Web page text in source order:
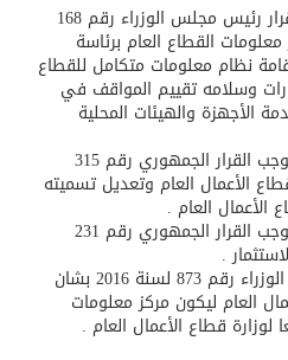
أنشىء المركز بموجب قرار رئيس مجلس الوزراء رقم 168
مركز معلومات القطاع العام برئاسة
نظام معلومات متكامل للقطاع
وسلامه تقييم المواقف في
الأجهزة والهيئات المحلية
تم نقل تبعية المركز بموجب القرار الجمهوري رقم 315
قطاع الأعمال العام وتعديل تسميته
العام .
تم نقل تبعية المركز بموجب القرار الجمهوري رقم 231
صدر قرار رئيس مجلس الوزراء رقم 873 لسنة 2016 بشان
العام ليكون مركز معلومات
لوزارة قطاع الأعمال العام .